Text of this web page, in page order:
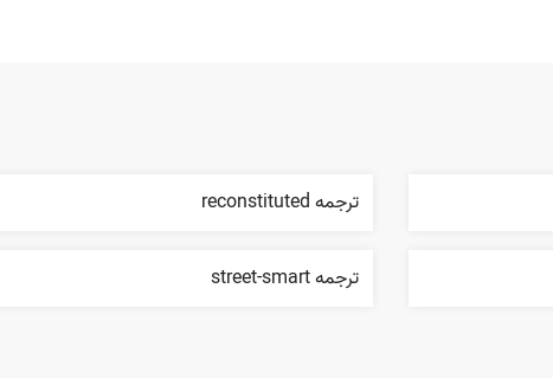
ترجمه reconstituted
ترجمه street-smart